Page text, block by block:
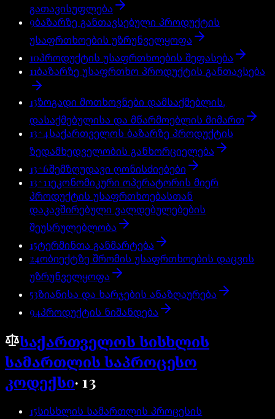
გათავისუფლება
9ბაზარზე განთავსებული პროდუქტის
უსაფრთხოების უზრუნველყოფა
10პროდუქტის უსაფრთხოების შეფასება
11ბაზარზე უსაფრთხო პროდუქტის განთავსება
13ზოგადი მოთხოვნები დამსაქმებლის,
დასაქმებულისა და მწარმოებლის მიმართ
13^4საქართველოს ბაზარზე პროდუქტის
ზედამხედველობის განხორციელება
13^6შემზღუდავი ღონისძიებები
13^11ეკონომიკური ოპერატორის მიერ
პროდუქტის უსაფრთხოებასთან
დაკავშირებული ვალდებულებების
შეუსრულებლობა
15ტერმინთა განმარტება
24ობიექტზე შრომის უსაფრთხოების დაცვის
უზრუნველყოფა
53ზიანისა და ხარჯების ანაზღაურება
94პროდუქტის ნიშანდება
საქართველოს სისხლის
სამართლის საპროცესო
კოდექსი·13
15სისხლის სამართლის პროცესის